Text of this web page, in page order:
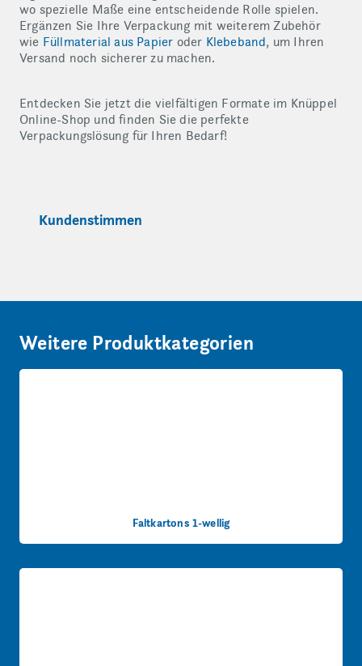
wo spezielle Maße eine entscheidende Rolle spielen.
Ergänzen Sie Ihre Verpackung mit weiterem Zubehör
wie Füllmaterial aus Papier oder Klebeband, um Ihren
Versand noch sicherer zu machen.
Entdecken Sie jetzt die vielfältigen Formate im Knüppel
Online-Shop und finden Sie die perfekte
Verpackungslösung für Ihren Bedarf!
Kundenstimmen
Weitere Produktkategorien
Faltkartons 1-wellig